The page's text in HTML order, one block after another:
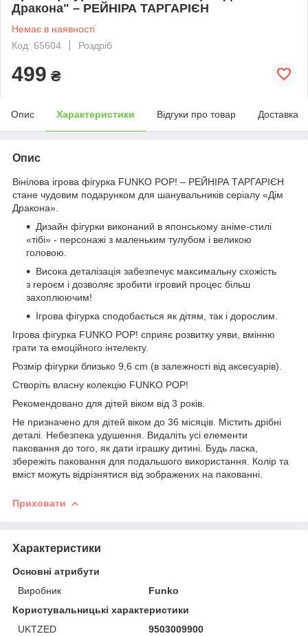
Дракона" – РЕЙНІРА ТАРГАРІЄН
Немає в наявності
Код: 65604
Роздріб
499 ₴
Опис Характеристики Відгуки про товар Доставка
Опис
Вінілова ігрова фігурка FUNKO POP! – РЕЙНІРА ТАРГАРІЄН
стане чудовим подарунком для шанувальників серіалу «Дім
Дракона».
Дизайн фігурки виконаний в японському аніме-стилі
«тібі» - персонажі з маленьким тулубом і великою
головою.
Висока деталізація забезпечує максимальну схожість
з героєм і дозволяє зробити ігровий процес більш
захоплюючим!
Ігрова фігурка сподобається як дітям, так і дорослим.
Ігрова фігурка FUNKO POP! сприяє розвитку уяви, вмінню
грати та емоційного інтелекту.
Розмір фігурки близько 9,6 cm (в залежності від аксесуарів).
Створіть власну колекцію FUNKO POP!
Рекомендовано для дітей віком від 3 років.
Не призначено для дітей віком до 36 місяців. Містить дрібні
деталі. Небезпека удушення. Видаліть усі елементи
паковання до того, як дати іграшку дитині. Будь ласка,
збережіть паковання для подальшого використання. Колір та
вміст можуть відрізнятися від зображених на пакованні.
Приховати
Характеристики
Основні атрибути
Виробник
Funko
Користувальницькі характеристики
UKTZED
9503009900